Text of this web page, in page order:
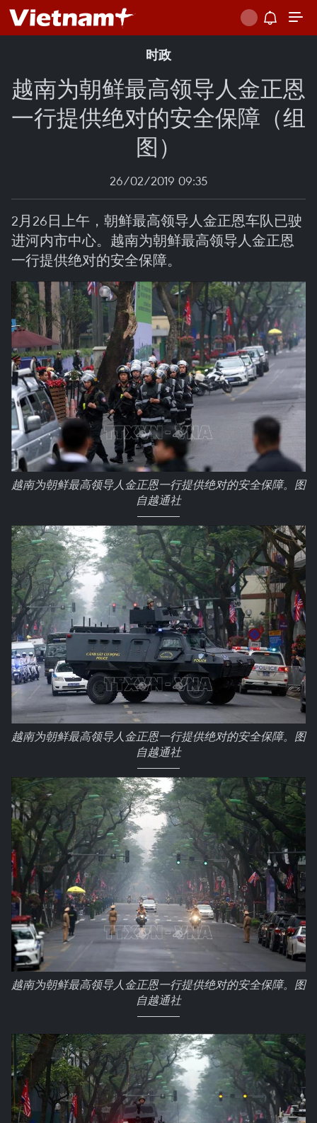
时政
越南为朝鲜最高领导人金正恩
一行提供绝对的安全保障（组
图）
26/02/2019 09:35
2月26日上午，朝鲜最高领导人金正恩车队已驶
进河内市中心。越南为朝鲜最高领导人金正恩
一行提供绝对的安全保障。
越南为朝鲜最高领导人金正恩一行提供绝对的安全保障。图
自越通社
越南为朝鲜最高领导人金正恩一行提供绝对的安全保障。图
自越通社
越南为朝鲜最高领导人金正恩一行提供绝对的安全保障。图
自越通社